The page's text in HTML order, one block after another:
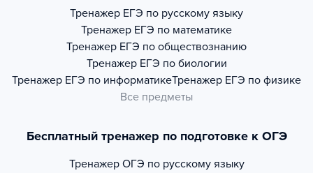
Тренажер ЕГЭ по русскому языку
Тренажер ЕГЭ по математике
Тренажер ЕГЭ по обществознанию
Тренажер ЕГЭ по биологии
Тренажер ЕГЭ по информатикеТренажер ЕГЭ по физике
Все предметы
Бесплатный тренажер по подготовке к ОГЭ
Тренажер ОГЭ по русскому языку